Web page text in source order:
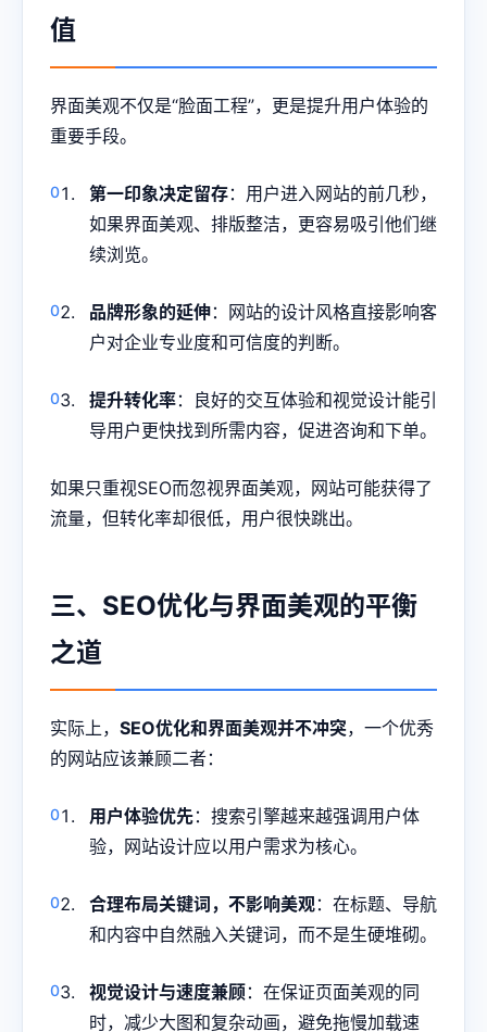
值
界面美观不仅是“脸面工程”，更是提升用户体验的
重要手段。
第一印象决定留存：用户进入网站的前几秒，
如果界面美观、排版整洁，更容易吸引他们继
续浏览。
品牌形象的延伸：网站的设计风格直接影响客
户对企业专业度和可信度的判断。
提升转化率：良好的交互体验和视觉设计能引
导用户更快找到所需内容，促进咨询和下单。
如果只重视SEO而忽视界面美观，网站可能获得了
流量，但转化率却很低，用户很快跳出。
三、SEO优化与界面美观的平衡
之道
实际上， SEO优化和界面美观并不冲突，一个优秀
的网站应该兼顾二者：
用户体验优先：搜索引擎越来越强调用户体
验，网站设计应以用户需求为核心。
合理布局关键词，不影响美观：在标题、导航
和内容中自然融入关键词，而不是生硬堆砌。
视觉设计与速度兼顾：在保证页面美观的同
时，减少大图和复杂动画，避免拖慢加载速